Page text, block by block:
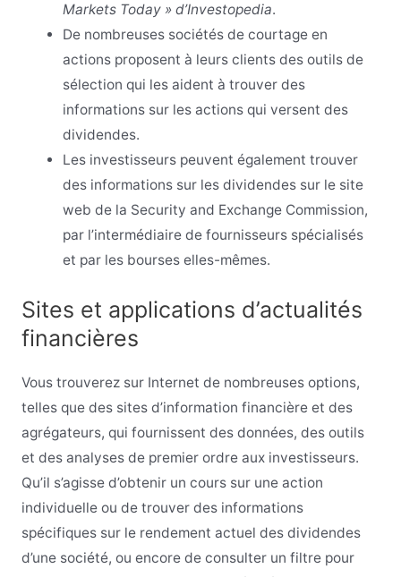
Markets Today » d’Investopedia.
De nombreuses sociétés de courtage en
actions proposent à leurs clients des outils de
sélection qui les aident à trouver des
informations sur les actions qui versent des
dividendes.
Les investisseurs peuvent également trouver
des informations sur les dividendes sur le site
web de la Security and Exchange Commission,
par l’intermédiaire de fournisseurs spécialisés
et par les bourses elles-mêmes.
Sites et applications d’actualités
financières
Vous trouverez sur Internet de nombreuses options,
telles que des sites d’information financière et des
agrégateurs, qui fournissent des données, des outils
et des analyses de premier ordre aux investisseurs.
Qu’il s’agisse d’obtenir un cours sur une action
individuelle ou de trouver des informations
spécifiques sur le rendement actuel des dividendes
d’une société, ou encore de consulter un filtre pour